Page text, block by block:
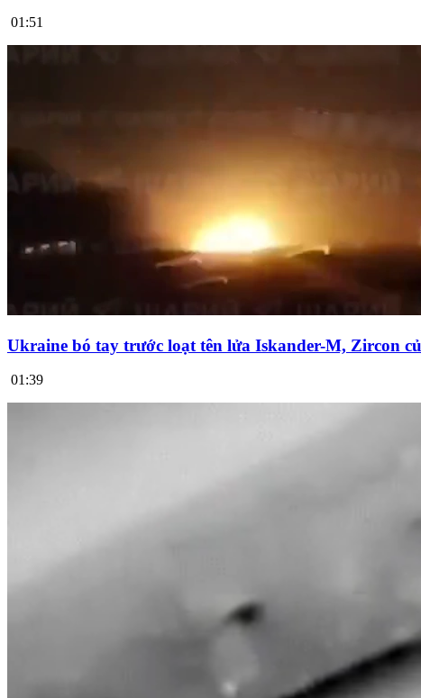
01:51
Ukraine bó tay trước loạt tên lửa Iskander-M, Zircon
01:39